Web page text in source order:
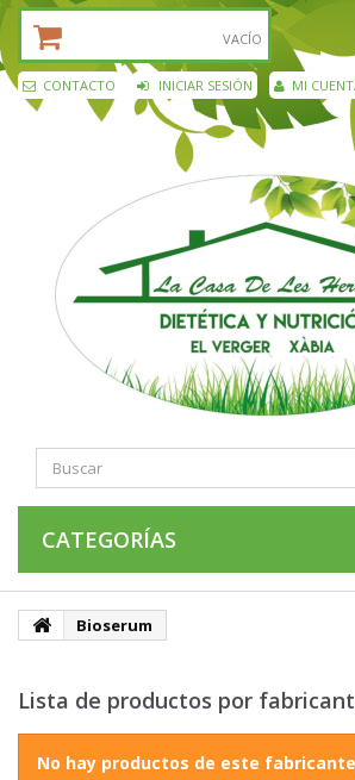
VACÍO
CONTACTO INICIAR SESIÓN MI
CATEGORÍAS
Bioserum
Lista de productos por
No hay productos de este